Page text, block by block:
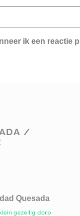
ik een reactie
/
Quesada
gezellig dorp